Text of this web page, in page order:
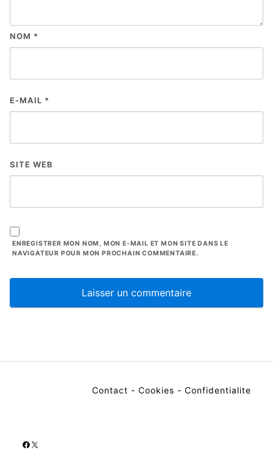
NOM *
E-MAIL *
SITE WEB
ENREGISTRER MON NOM, MON E-MAIL ET MON SITE DANS LE
NAVIGATEUR POUR MON PROCHAIN COMMENTAIRE.
Contact - Cookies - Confidentialite
Facebook
X